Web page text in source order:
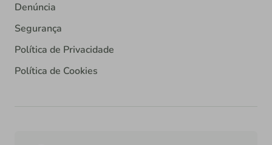
Denúncia
Segurança
Política de Privacidade
Política de Cookies